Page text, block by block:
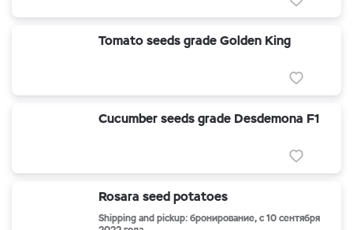
Tomato seeds grade Golden King
Cucumber seeds grade Desdemona F1
Rosara seed potatoes
Shipping and pickup: бронирование, с 10 сентября